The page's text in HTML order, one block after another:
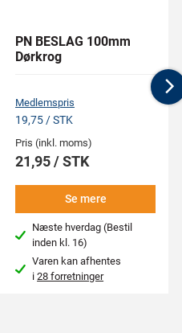
PN BESLAG 100mm
Dørkrog
Medlemspris
19,75 / STK
Pris (inkl. moms)
21,95 / STK
Se mere
Næste hverdag (Bestil
inden kl. 16)
Varen kan afhentes
i28 forretninger